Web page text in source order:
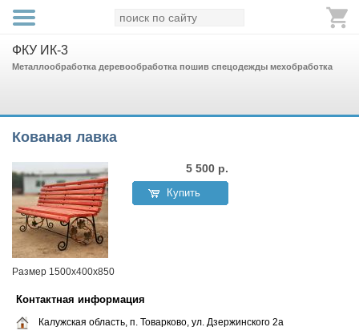
ФКУ ИК-3
Металлообработка деревообработка пошив спецодежды мехобработка
Кованая лавка
5 500 р.
Купить
Размер 1500х400х850
Контактная информация
Калужская область, п. Товарково, ул. Дзержинского 2а